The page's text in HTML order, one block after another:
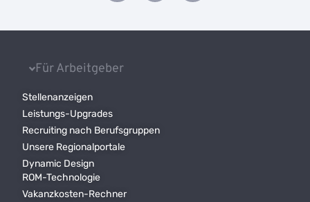
Für Arbeitgeber
Stellenanzeigen
Leistungs-Upgrades
Recruiting nach Berufsgruppen
Unsere Regionalportale
Dynamic Design
ROM-Technologie
Vakanzkosten-Rechner